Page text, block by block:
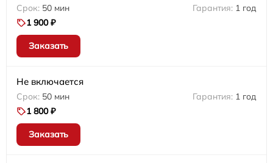
50 мин
1 год
1 900 ₽
Заказать
Не включается
50 мин
1 год
1 800 ₽
Заказать